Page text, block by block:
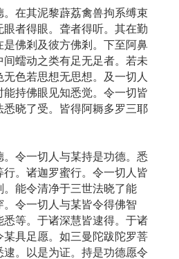
在其泥黎薜荔禽兽拘系缚束
者得眼。聋者得听。其在勤
佛剎及彼方佛剎。下至阿鼻
蠕动之类有足无足者。若未
色若思想无思想。及一切人
持佛眼见知悉觉。令一切皆
晓了受。皆得阿耨多罗三耶
令一切人与某持是功德。悉
。诸迦罗蜜行。令一切人皆
能令清净于三世法晓了能
令一切人与某皆令得佛智
等。于诸深慧皆逮得。于诸
具足愿。如三曼陀跋陀罗菩
。以是为证。持是功德愿令